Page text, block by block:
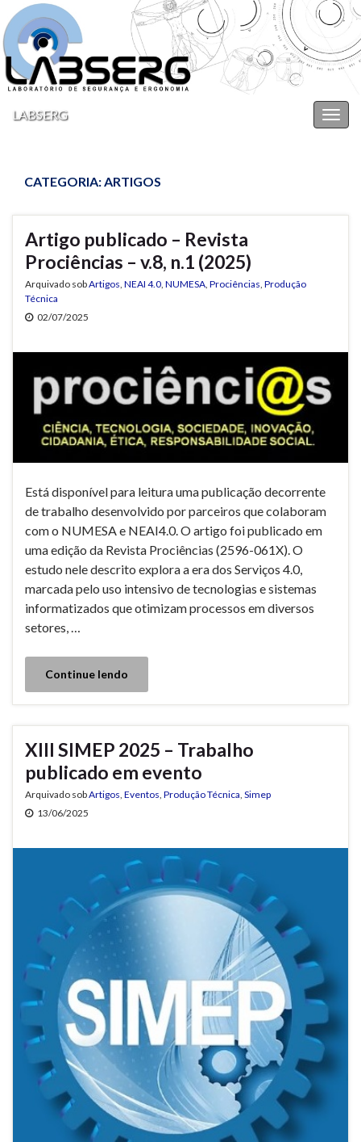
LABSERG
CATEGORIA:ARTIGOS
Artigo publicado – Revista
Prociências – v.8, n.1 (2025)
Arquivado sobArtigos, NEAI 4.0, NUMESA, Prociências, Produção
Técnica
02/07/2025
Está disponível para leitura uma publicação decorrente
de trabalho desenvolvido por parceiros que colaboram
com o NUMESA e NEAI4.0. O artigo foi publicado em
uma edição da Revista Prociências (2596-061X). O
estudo nele descrito explora a era dos Serviços 4.0,
marcada pelo uso intensivo de tecnologias e sistemas
informatizados que otimizam processos em diversos
setores, …
Continue lendo
XIII SIMEP 2025 – Trabalho
publicado em evento
Arquivado sobArtigos Eventos Produção Técnica Simep
13/06/2025